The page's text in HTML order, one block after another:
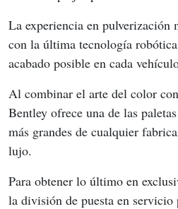
La experiencia en pulverización
con la última tecnología
acabado posible en cada
Al combinar el arte del color
Bentley ofrece una de las
más grandes de cualquier
lujo.
Para obtener lo último en
la división de puesta en servicio